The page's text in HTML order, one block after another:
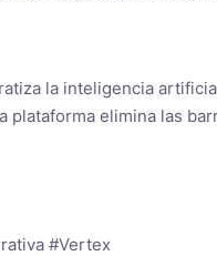
la inteligencia
elimina las
#Vertex